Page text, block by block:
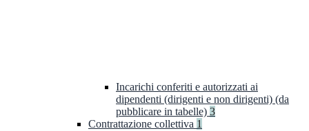
Incarichi conferiti e autorizzati ai
dipendenti (dirigenti e non dirigenti) (da
pubblicare in tabelle) 3
Contrattazione collettiva 1